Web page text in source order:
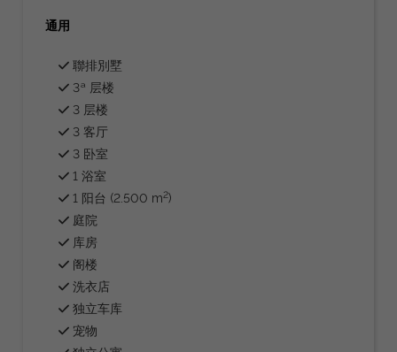
通用
聯排別墅
3ª 层楼
3 层楼
3 客厅
3 卧室
1 浴室
1 阳台 (2.500 m2)
庭院
库房
阁楼
洗衣店
独立车库
宠物